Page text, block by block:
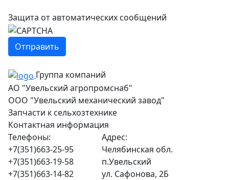
Защита от автоматических сообщений
Группа компаний
АО "Увельский агропромснаб"
ООО "Увельский механический завод"
Запчасти к сельхозтехнике
Контактная информация
Телефоны:
+7(351)663-25-95
+7(351)663-19-58
+7(351)663-14-82
Адрес:
Челябинская обл.
п.Увельский
ул. Сафонова, 2Б